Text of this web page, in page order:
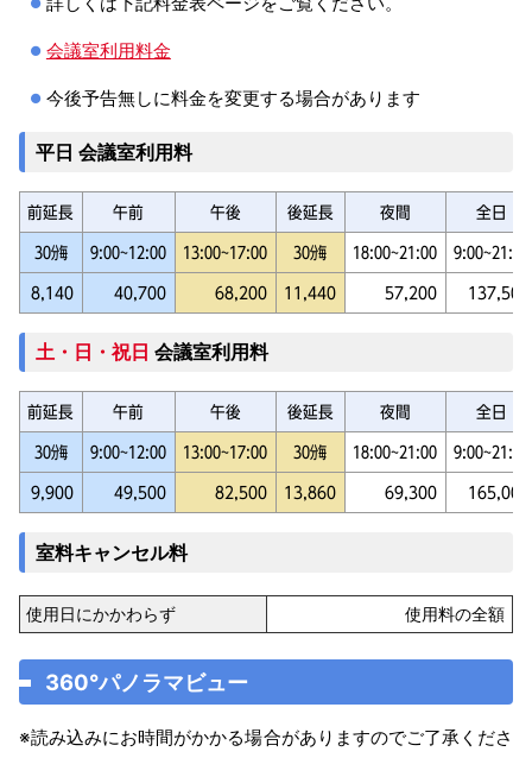
会議室利用料金
今後予告無しに料金を変更する場合があります
平日 会議室利用料
前延長 午前 午後 後延長 夜間 全日
30分毎 9:00〜12:00 13:00〜17:00 30分毎 18:00〜21:00 9:00〜21:00
8,140 40,700 68,200 11,440 57,200 137,500
土・日・祝日 会議室利用料
前延長 午前 午後 後延長 夜間 全日
30分毎 9:00〜12:00 13:00〜17:00 30分毎 18:00〜21:00 9:00〜21:00
9,900 49,500 82,500 13,860 69,300 165,000
室料キャンセル料
使用日にかかわらず 使用料の全額
360°パノラマビュー
※読み込みにお時間がかかる場合がありますのでご了承くださ